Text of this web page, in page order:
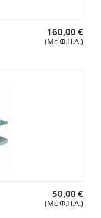
160,00 €
(Με Φ.Π.Α.)
50,00 €
(Με Φ.Π.Α.)